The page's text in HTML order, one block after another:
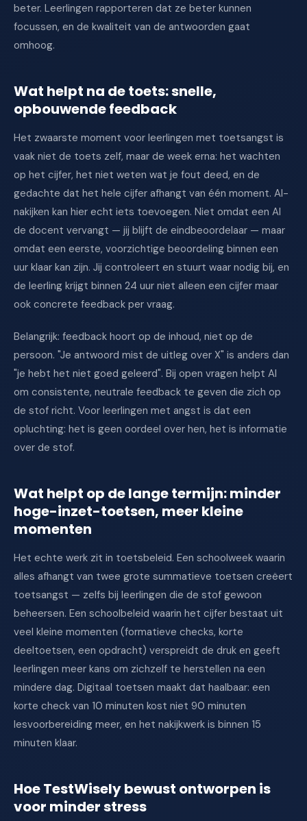
beter. Leerlingen rapporteren dat ze beter kunnen
focussen, en de kwaliteit van de antwoorden gaat
omhoog.
Wat helpt na de toets: snelle,
opbouwende feedback
Het zwaarste moment voor leerlingen met toetsangst is
vaak niet de toets zelf, maar de week erna: het wachten
op het cijfer, het niet weten wat je fout deed, en de
gedachte dat het hele cijfer afhangt van één moment. AI-
nakijken kan hier echt iets toevoegen. Niet omdat een AI
de docent vervangt — jij blijft de eindbeoordelaar — maar
omdat een eerste, voorzichtige beoordeling binnen een
uur klaar kan zijn. Jij controleert en stuurt waar nodig bij, en
de leerling krijgt binnen 24 uur niet alleen een cijfer maar
ook concrete feedback per vraag.
Belangrijk: feedback hoort op de inhoud, niet op de
persoon. "Je antwoord mist de uitleg over X" is anders dan
"je hebt het niet goed geleerd". Bij open vragen helpt AI
om consistente, neutrale feedback te geven die zich op
de stof richt. Voor leerlingen met angst is dat een
opluchting: het is geen oordeel over hen, het is informatie
over de stof.
Wat helpt op de lange termijn: minder
hoge-inzet-toetsen, meer kleine
momenten
Het echte werk zit in toetsbeleid. Een schoolweek waarin
alles afhangt van twee grote summatieve toetsen creëert
toetsangst — zelfs bij leerlingen die de stof gewoon
beheersen. Een schoolbeleid waarin het cijfer bestaat uit
veel kleine momenten (formatieve checks, korte
deeltoetsen, een opdracht) verspreidt de druk en geeft
leerlingen meer kans om zichzelf te herstellen na een
mindere dag. Digitaal toetsen maakt dat haalbaar: een
korte check van 10 minuten kost niet 90 minuten
lesvoorbereiding meer, en het nakijkwerk is binnen 15
minuten klaar.
Hoe TestWisely bewust ontworpen is
voor minder stress